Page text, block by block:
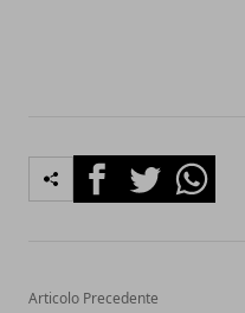
FacebookTwitterWhatsapp
Articolo Precedente